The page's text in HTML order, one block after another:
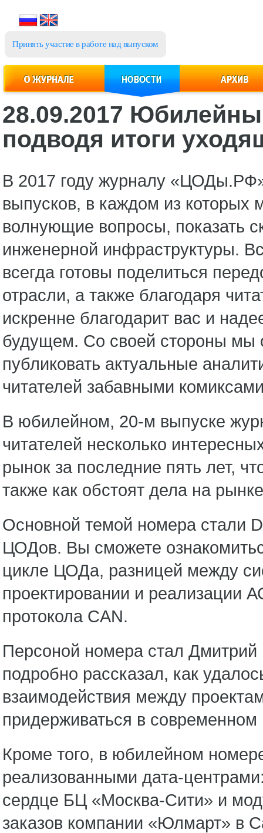
Принять участие в работе над выпуском
28.09.2017
подводя итоги
В 2017 году журналу
выпусков, в каждом из которых
волнующие вопросы, показать
инженерной инфраструктуры.
всегда готовы поделиться
отрасли, а также благодаря
искренне благодарит вас и
будущем. Со своей стороны мы
публиковать актуальные
читателей забавными
В юбилейном, 20-м выпуске
читателей несколько
рынок за последние пять лет,
также как обстоят дела на
Основной темой номера стали
ЦОДов. Вы сможете
цикле ЦОДа, разницей между
проектировании и реализации
протокола CAN.
Персоной номера стал
подробно рассказал, как
взаимодействия между
придерживаться в
Кроме того, в юбилейном
реализованными дата-
сердце БЦ «Москва-Сити» и
заказов компании «Юлмарт» в